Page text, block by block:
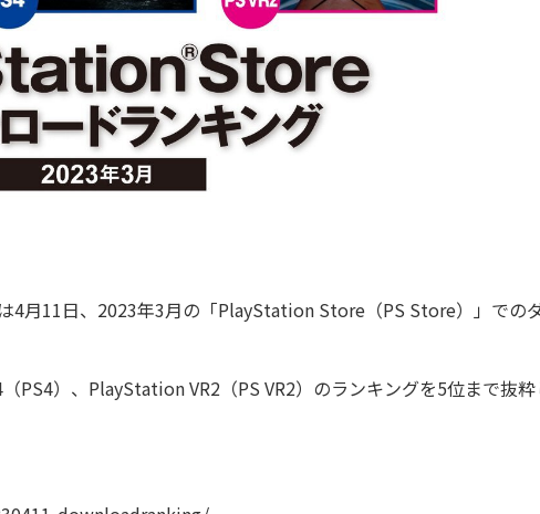
4月11日、2023年3月の「PlayStation Store（PS Store）」での
）、PlayStation VR2（PS VR2）のランキングを5位まで抜粋